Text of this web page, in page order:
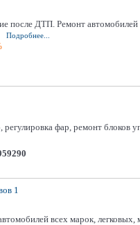
после ДТП. Ремонт
Подробнее...
фар, ремонт блоков
1
всех марок,